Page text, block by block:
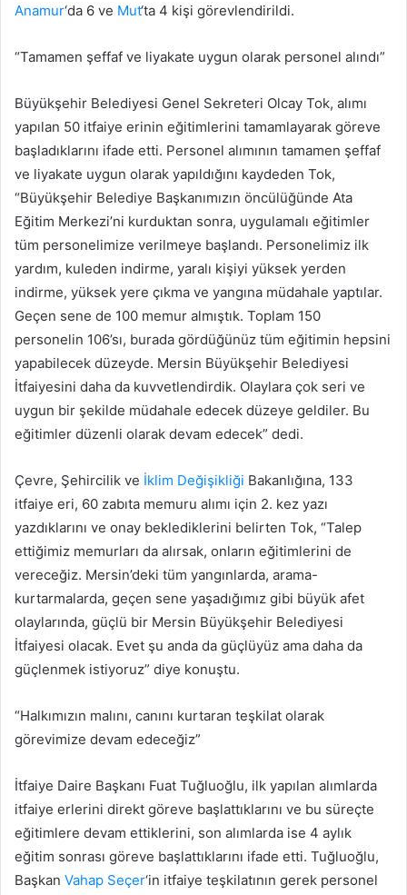
Anamur‘da 6 ve Mut‘ta 4 kişi görevlendirildi.
“Tamamen şeffaf ve liyakate uygun olarak personel alındı”
Büyükşehir Belediyesi Genel Sekreteri Olcay Tok, alımı
yapılan 50 itfaiye erinin eğitimlerini tamamlayarak göreve
başladıklarını ifade etti. Personel alımının tamamen şeffaf
ve liyakate uygun olarak yapıldığını kaydeden Tok,
“Büyükşehir Belediye Başkanımızın öncülüğünde Ata
Eğitim Merkezi’ni kurduktan sonra, uygulamalı eğitimler
tüm personelimize verilmeye başlandı. Personelimiz ilk
yardım, kuleden indirme, yaralı kişiyi yüksek yerden
indirme, yüksek yere çıkma ve yangına müdahale yaptılar.
Geçen sene de 100 memur almıştık. Toplam 150
personelin 106’sı, burada gördüğünüz tüm eğitimin hepsini
yapabilecek düzeyde. Mersin Büyükşehir Belediyesi
İtfaiyesini daha da kuvvetlendirdik. Olaylara çok seri ve
uygun bir şekilde müdahale edecek düzeye geldiler. Bu
eğitimler düzenli olarak devam edecek” dedi.
Çevre, Şehircilik ve İklim Değişikliği Bakanlığına, 133
itfaiye eri, 60 zabıta memuru alımı için 2. kez yazı
yazdıklarını ve onay beklediklerini belirten Tok, “Talep
ettiğimiz memurları da alırsak, onların eğitimlerini de
vereceğiz. Mersin’deki tüm yangınlarda, arama-
kurtarmalarda, geçen sene yaşadığımız gibi büyük afet
olaylarında, güçlü bir Mersin Büyükşehir Belediyesi
İtfaiyesi olacak. Evet şu anda da güçlüyüz ama daha da
güçlenmek istiyoruz” diye konuştu.
“Halkımızın malını, canını kurtaran teşkilat olarak
görevimize devam edeceğiz”
İtfaiye Daire Başkanı Fuat Tuğluoğlu, ilk yapılan alımlarda
itfaiye erlerini direkt göreve başlattıklarını ve bu süreçte
eğitimlere devam ettiklerini, son alımlarda ise 4 aylık
eğitim sonrası göreve başlattıklarını ifade etti. Tuğluoğlu,
Başkan Vahap Seçer‘in itfaiye teşkilatının gerek personel